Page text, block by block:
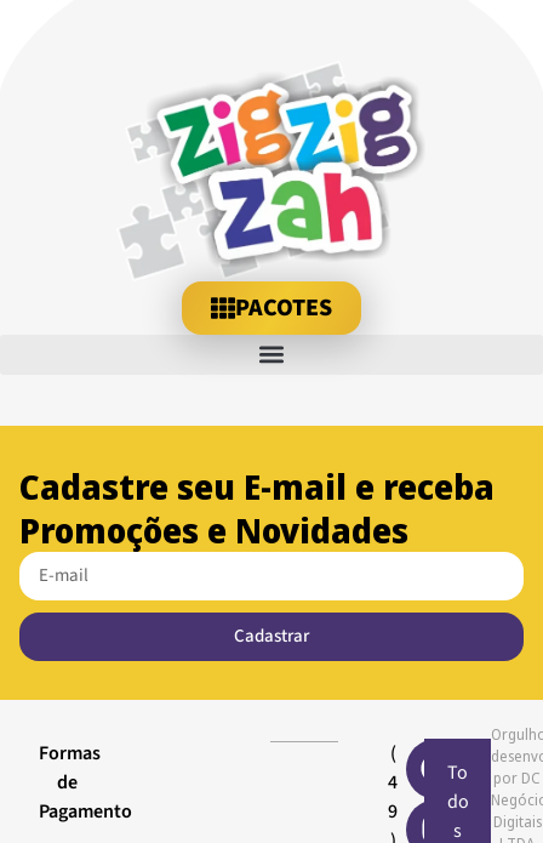
PACOTES
Cadastre seu E-mail e receba
Promoções e Novidades
Cadastrar
Formas
de
Pagamento
(
4
9
To
do
s
por DC
Digitais